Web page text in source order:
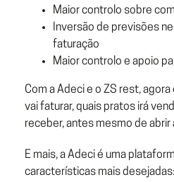
Maior controlo sobre
Inversão de previsões
faturação
Maior controlo e apoio
Com a Adeci e o ZS rest,
vai faturar, quais pratos irá
receber, antes mesmo de abrir
E mais, a Adeci é uma
características mais desejadas: